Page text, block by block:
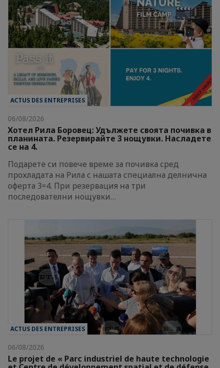
ACTUS DES ENTREPRISES
06/08/2026
Хотел Рила Боровец: Удължете своята почивка в
планината. Резервирайте 3 нощувки. Насладете
се на 4.
Подарете си повече време за почивка сред
прохладата на Рила с нашата специална делнична
оферта 3=4. При резервация на три
последователни нощувки…
ACTUS DES ENTREPRISES
06/08/2026
Le projet de « Parc industriel de haute technologie